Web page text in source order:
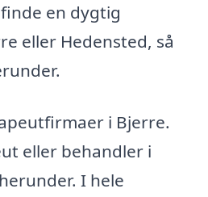
en dygtig
eller Hedensted, så
i Bjerre.
eller behandler i
I hele